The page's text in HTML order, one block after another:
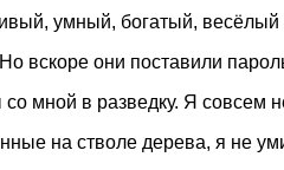
умный, богатый,
вскоре они поставили
мной в разведку. Я совсем
на стволе дерева, я не